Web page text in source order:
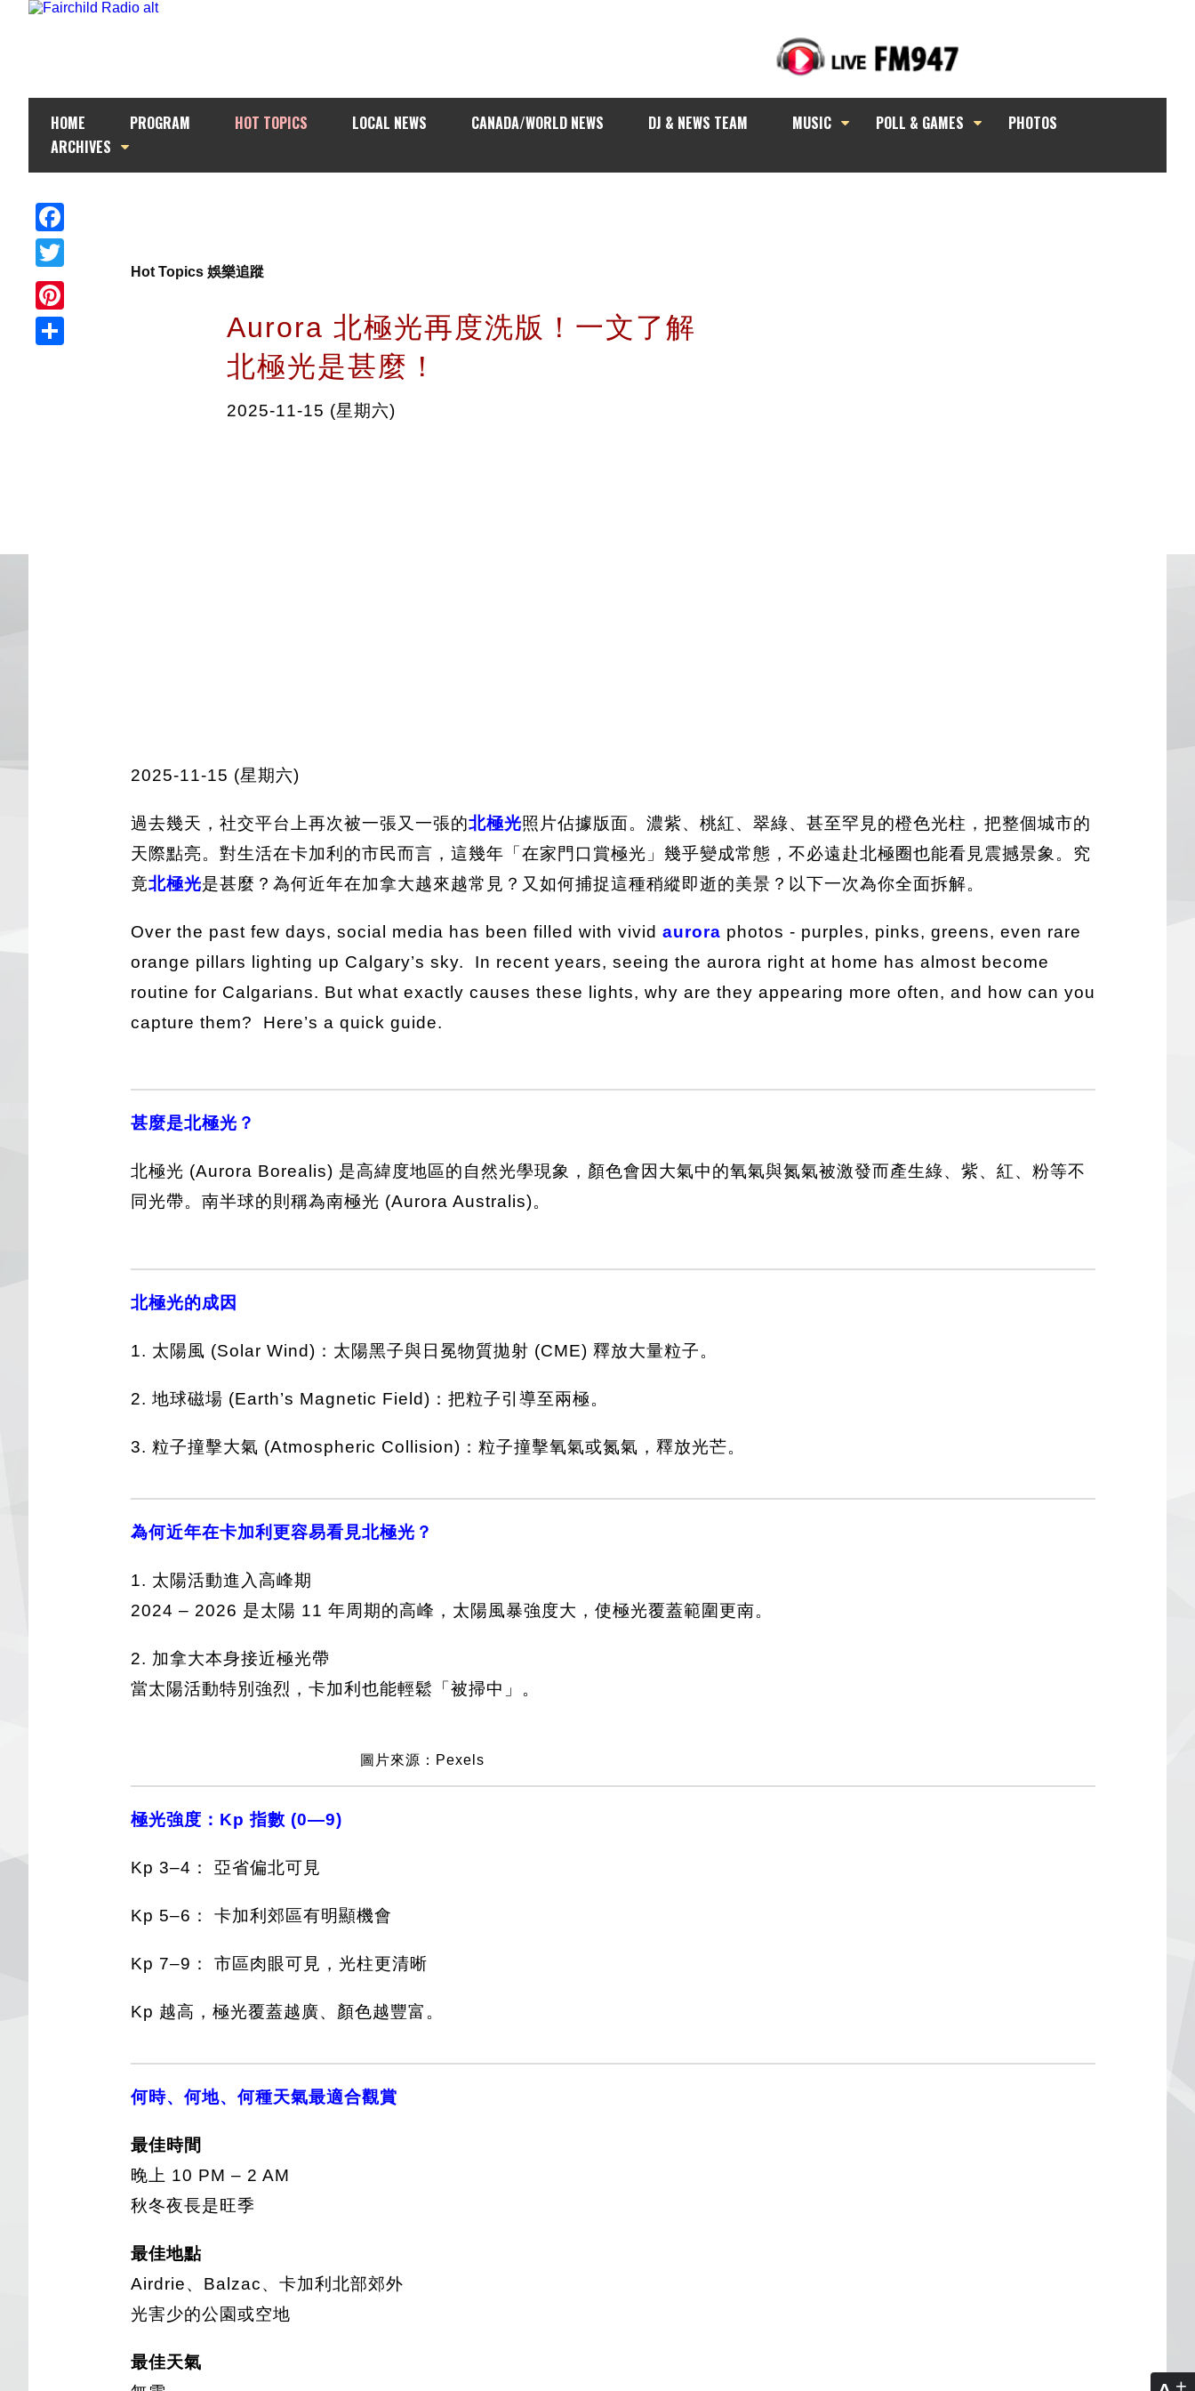
HOME PROGRAM HOT TOPICS LOCAL NEWS CANADA/WORLD NEWS DJ & NEWS TEAM MUSIC POLL & GAMES
PHOTOS
ARCHIVES
Facebook
Twitter
Pinterest
Hot Topics 娛樂追蹤
Aurora 北極光再度洗版！一文了解
北極光是甚麼！
2025-11-15 (星期六)
2025-11-15 (星期六)
過去幾天，社交平台上再次被一張又一張的北極光照片佔據版面。濃紫、桃紅、翠綠、甚至罕見的橙色光柱，把整個城市的
天際點亮。對生活在卡加利的市民而言，這幾年「在家門口賞極光」幾乎變成常態，不必遠赴北極圈也能看見震撼景象。究
竟北極光是甚麼？為何近年在加拿大越來越常見？又如何捕捉這種稍縱即逝的美景？以下一次為你全面拆解。
Over the past few days, social media has been filled with vivid aurora photos - purples, pinks, greens, even rare
orange pillars lighting up Calgary’s sky. In recent years, seeing the aurora right at home has almost become
routine for Calgarians. But what exactly causes these lights, why are they appearing more often, and how can you
capture them? Here’s a quick guide.
甚麼是北極光？
北極光 (Aurora Borealis) 是高緯度地區的自然光學現象，顏色會因大氣中的氧氣與氮氣被激發而產生綠、紫、紅、粉等不
同光帶。南半球的則稱為南極光 (Aurora Australis)。
北極光的成因
1. 太陽風 (Solar Wind)：太陽黑子與日冕物質拋射 (CME) 釋放大量粒子。
2. 地球磁場 (Earth’s Magnetic Field)：把粒子引導至兩極。
3. 粒子撞擊大氣 (Atmospheric Collision)：粒子撞擊氧氣或氮氣，釋放光芒。
為何近年在卡加利更容易看見北極光？
1. 太陽活動進入高峰期
2024 – 2026 是太陽 11 年周期的高峰，太陽風暴強度大，使極光覆蓋範圍更南。
2. 加拿大本身接近極光帶
當太陽活動特別強烈，卡加利也能輕鬆「被掃中」。
圖片來源：Pexels
極光強度：Kp 指數 (0—9)
Kp 3–4： 亞省偏北可見
Kp 5–6： 卡加利郊區有明顯機會
Kp 7–9： 市區肉眼可見，光柱更清晰
Kp 越高，極光覆蓋越廣、顏色越豐富。
何時、何地、何種天氣最適合觀賞
最佳時間
晚上 10 PM – 2 AM
秋冬夜長是旺季
最佳地點
Airdrie、Balzac、卡加利北部郊外
光害少的公園或空地
最佳天氣